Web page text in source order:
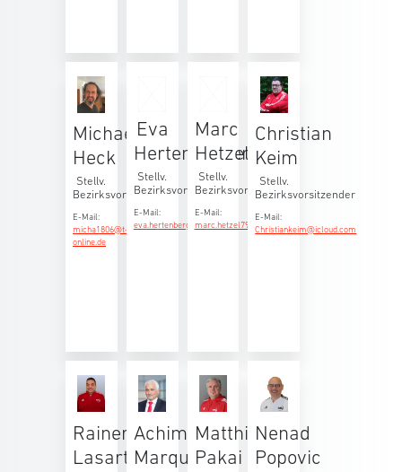
Michael
Heck
Stellv.
Bezirksvorsitzender
E-Mail:
micha1806@t-
online.de
Eva
Hertenberger
Stellv.
Bezirksvorsitzende
E-Mail:
eva.hertenberger@web.de
Marc
Hetzel
Stellv.
Bezirksvorsitzender
E-Mail:
marc.hetzel79@gmail.com
Christian
Keim
Stellv.
Bezirksvorsitzender
E-Mail:
Christiankeim@icloud.com
Rainer
Lasartzyk
Achim
Marquardt
Matthias
Pakai
Nenad
Popovic